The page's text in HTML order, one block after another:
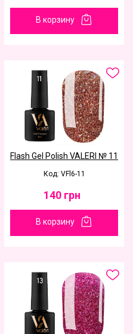
В корзину
Flash Gel Polish VALERI № 11
Код: VFl6-11
140 грн
В корзину